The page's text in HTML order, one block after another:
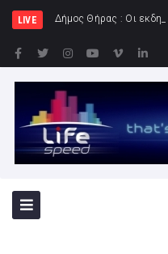
LIVE Δήμος Θήρας : Οι